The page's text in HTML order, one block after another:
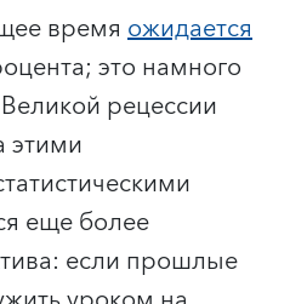
время ожидается
это намного
рецессии
этими
еще более
если прошлые